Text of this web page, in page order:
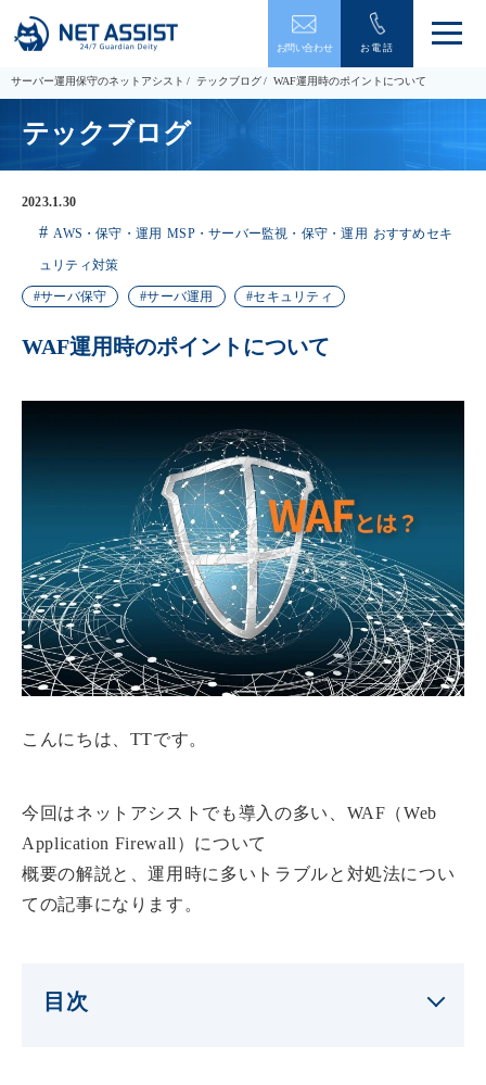
お問い合わせ お電話
メ
ー
サーバー運用保守のネットアシスト テックブログ WAF運用時のポイントについて
テックブログ
2023.1.30
AWS・保守・運用 MSP・サーバー監視・保守・運用 おすすめセキ
ュリティ対策
サーバ保守 サーバ運用 セキュリティ
WAF運用時のポイントについて
こんにちは、TTです。
今回はネットアシストでも導入の多い、WAF（Web
Application Firewall）について
概要の解説と、運用時に多いトラブルと対処法につい
ての記事になります。
目次